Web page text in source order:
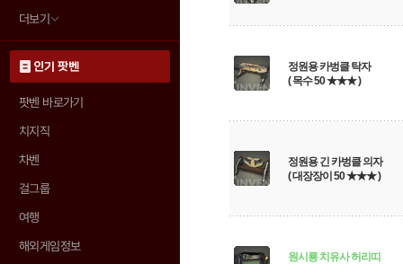
더보기
인기 팟벤
팟벤 바로가기
치지직
차벤
걸그룹
여행
해외게임정보
정원용 카벙클 탁자
( 목수 50 ★★★ )
정원용 긴 카벙클 의자
( 대장장이 50 ★★★ )
원시룡 치유사 허리띠